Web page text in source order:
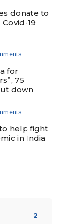
donate to
19
for
75
down
help fight
in India
2